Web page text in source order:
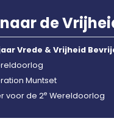
de
jaar Vrede & Vrijheid
Muntset
voor de 2e Wereldoorlog